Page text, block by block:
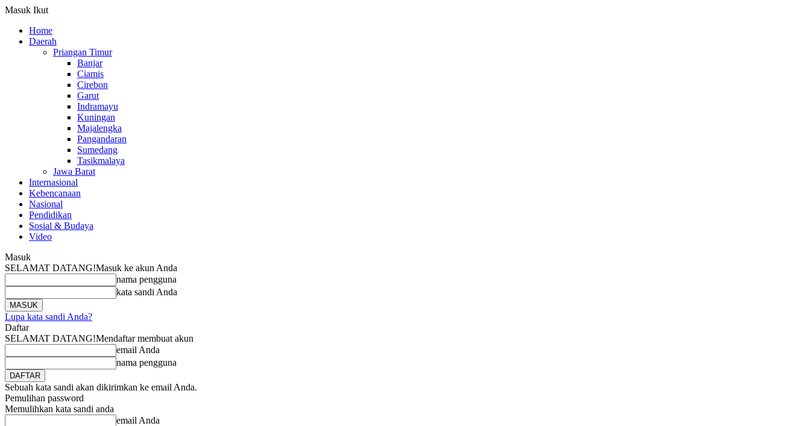
Masuk Ikut
Home
Daerah
Priangan Timur
Banjar
Ciamis
Cirebon
Garut
Indramayu
Kuningan
Majalengka
Pangandaran
Sumedang
Tasikmalaya
Jawa Barat
Internasional
Kebencanaan
Nasional
Pendidikan
Sosial & Budaya
Video
Masuk
SELAMAT DATANG!Masuk ke akun Anda
nama pengguna
kata sandi Anda
Lupa kata sandi Anda?
Daftar
SELAMAT DATANG!Mendaftar membuat akun
email Anda
nama pengguna
Sebuah kata sandi akan dikirimkan ke email Anda.
Pemulihan password
Memulihkan kata sandi anda
email Anda